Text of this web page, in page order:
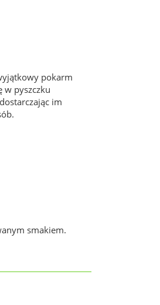
pokarm
w pyszczku
im
smakiem.